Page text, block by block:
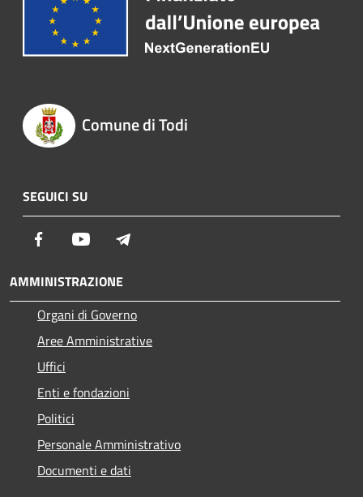
Comune di Todi
SEGUICI SU
Facebook Youtube
AMMINISTRAZIONE
Organi di Governo
Aree Amministrative
Uffici
Enti e fondazioni
Politici
Personale Amministrativo
Documenti e dati